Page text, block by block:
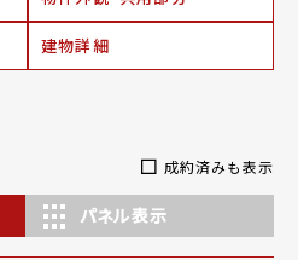
建物詳細
成約済みも表示
パネル表示